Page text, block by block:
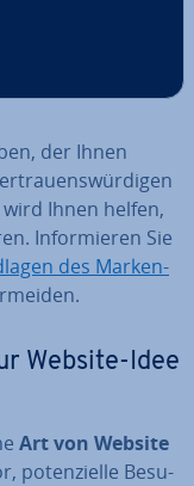
der Ihnen
wird Ihnen helfen,
In­for­mie­ren Sie
des Mar­ken­
Website-Idee
Art von Website
po­ten­zi­el­le Be­su­